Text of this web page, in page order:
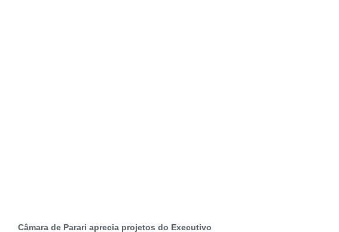
Câmara de Parari aprecia projetos do Executivo